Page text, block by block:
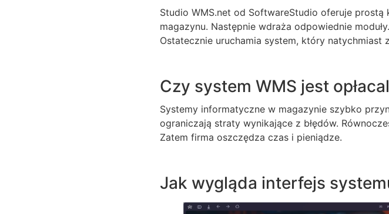
Studio WMS.net od SoftwareStudio oferuje
magazynu. Następnie wdraża odpowiednie
Ostatecznie uruchamia system, który natychmiast
Czy system WMS jest
Systemy informatyczne w magazynie szybko
ograniczają straty wynikające z błędów.
Zatem firma oszczędza czas i pieniądze.
Jak wygląda interfejs